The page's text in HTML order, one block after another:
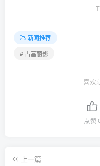
新闻推荐
# 古墓丽影
喜欢
点赞
上一篇